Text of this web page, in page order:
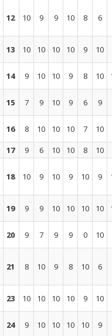
12 10 9 9 10 8 6
13 10 10 10 10 9
10
14 9 10 10 9 8 10
15 7 9 10 9 6
9
16 8 10 10 10 7
10
17 9 6 10 10 8
10
18 10 9 10 9 10 9
19 9 9 10 10 10 10
20 9 7 9 9 0
10
21 8 10 9 8 10 6
23 10 10 10 10 9
10
24 9 10 10 10 10
9